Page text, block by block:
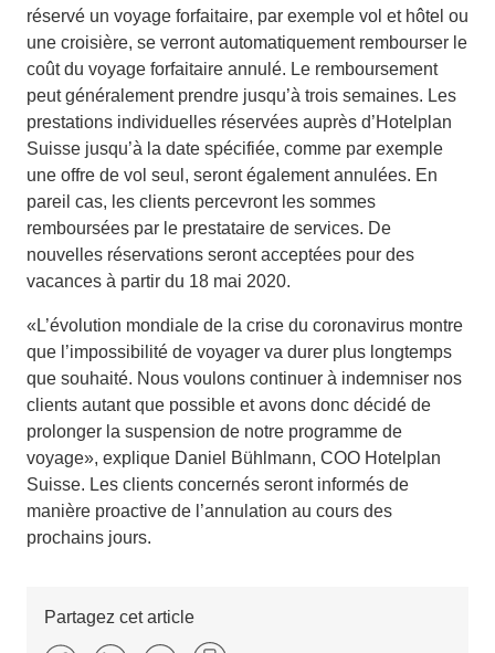
réservé un voyage forfaitaire, par exemple vol et hôtel ou
une croisière, se verront automatiquement rembourser le
coût du voyage forfaitaire annulé. Le remboursement
peut généralement prendre jusqu’à trois semaines. Les
prestations individuelles réservées auprès d’Hotelplan
Suisse jusqu’à la date spécifiée, comme par exemple
une offre de vol seul, seront également annulées. En
pareil cas, les clients percevront les sommes
remboursées par le prestataire de services. De
nouvelles réservations seront acceptées pour des
vacances à partir du 18 mai 2020.
«L’évolution mondiale de la crise du coronavirus montre
que l’impossibilité de voyager va durer plus longtemps
que souhaité. Nous voulons continuer à indemniser nos
clients autant que possible et avons donc décidé de
prolonger la suspension de notre programme de
voyage», explique Daniel Bühlmann, COO Hotelplan
Suisse. Les clients concernés seront informés de
manière proactive de l’annulation au cours des
prochains jours.
Partagez cet article